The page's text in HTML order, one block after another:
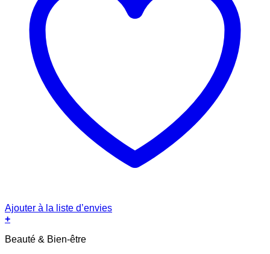
Ajouter à la liste d’envies
+
Beauté & Bien-être